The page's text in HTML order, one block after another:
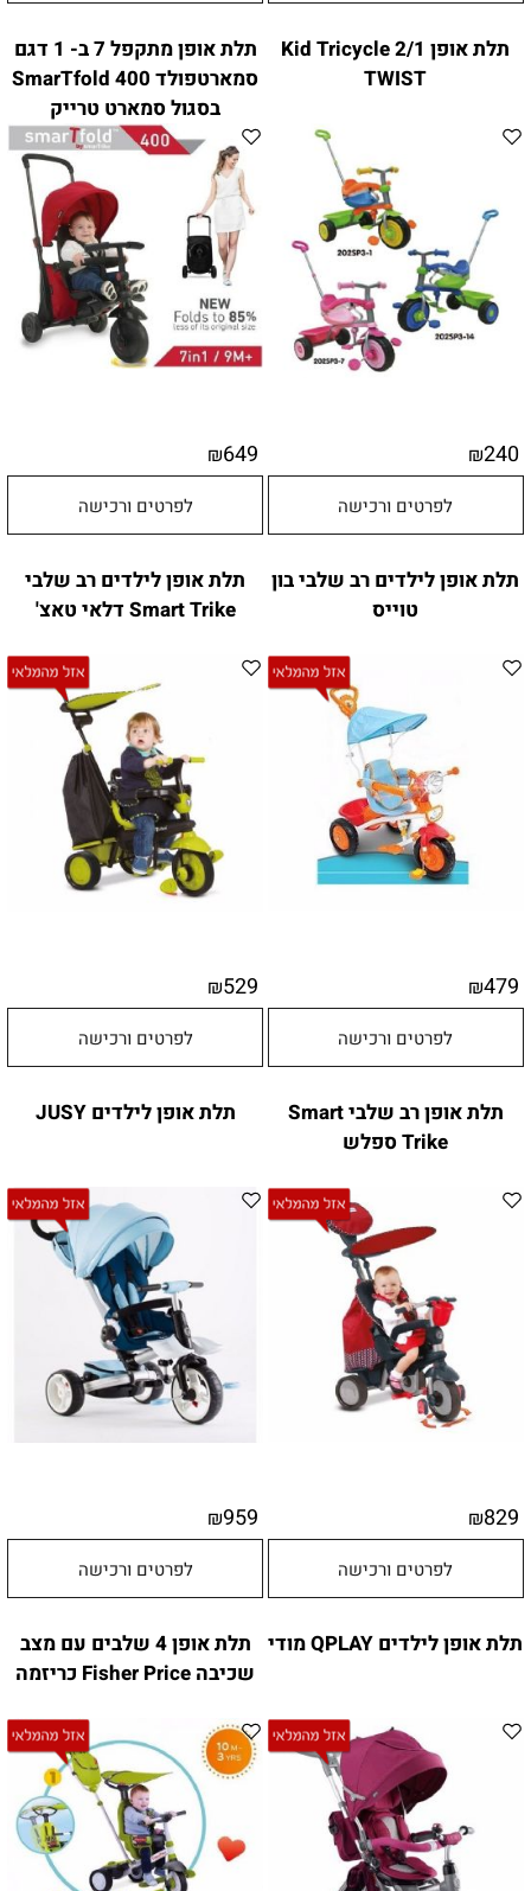
תלת אופן Kid Tricycle 2/1
TWIST
₪240
לפרטים ורכישה
תלת אופן מתקפל 7 ב- 1 דגם
סמארטפולד 400 SmarTfold
בסגול סמארט טרייק
₪649
לפרטים ורכישה
תלת אופן לילדים רב שלבי בון
טוייס
₪479
לפרטים ורכישה
תלת אופן לילדים רב שלבי
Smart Trike דלאי טאצ'
₪529
לפרטים ורכישה
תלת אופן רב שלבי Smart
Trike ספלש
₪829
לפרטים ורכישה
תלת אופן לילדים JUSY
₪959
לפרטים ורכישה
תלת אופן לילדים QPLAY מודי
תלת אופן 4 שלבים עם מצב
שכיבה Fisher Price כריזמה